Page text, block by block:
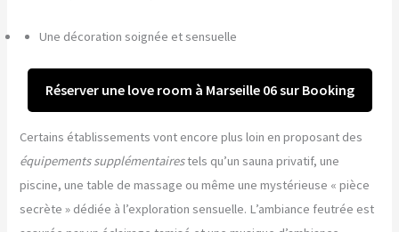
Une décoration soignée et sensuelle
Réserver une love room à Marseille 06 sur Booking
Certains établissements vont encore plus loin en proposant des
équipements supplémentairestels qu’un sauna privatif, une
piscine, une table de massage ou même une mystérieuse « pièce
secrète » dédiée à l’exploration sensuelle. L’ambiance feutrée est